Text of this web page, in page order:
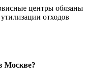
центры обязаны
отходов
Москве?